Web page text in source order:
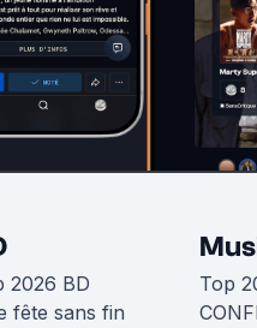
2026 BD
fête sans fin
Top